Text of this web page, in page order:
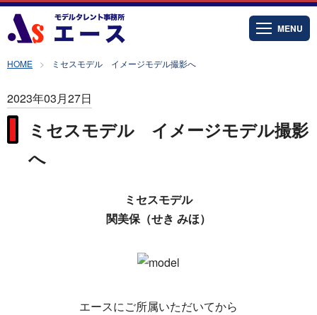
MENU
HOME ミセスモデル イメージモデル撮影へ
2023年03月27日
ミセスモデル イメージモデル撮影
へ
ミセスモデル
関美保（せき みほ）
エースにご所属いただいてから